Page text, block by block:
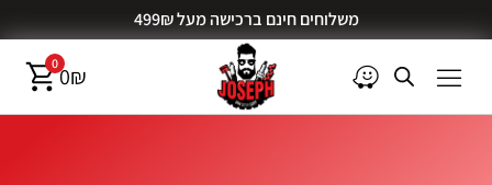
משלוחים חינם ברכישה מעל 499₪
00₪